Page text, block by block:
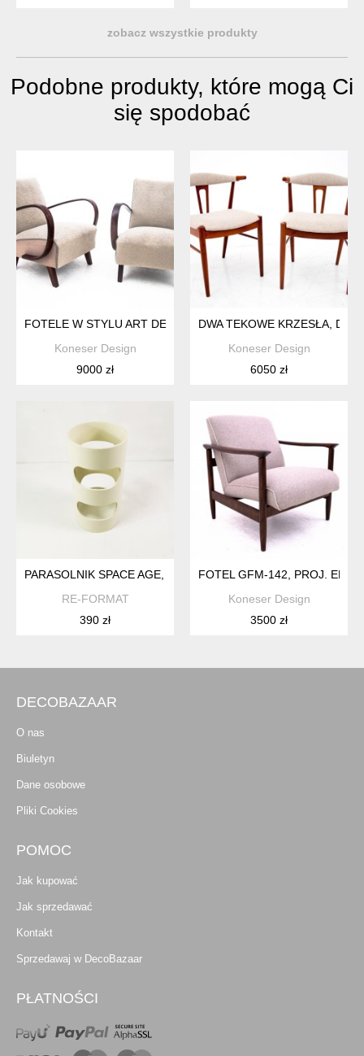
zobacz wszystkie produkty
Podobne produkty, które mogą Ci
się spodobać
FOTELE W STYLU ART DECO PROJ. J. HALABALA,
Koneser Design
9000 zł
DWA TEKOWE KRZESŁA,
Koneser Design
6050 zł
PARASOLNIK SPACE AGE, NIEMCY, LATA 60.
RE-FORMAT
390 zł
FOTEL GFM-142, PROJ.
Koneser Design
3500 zł
DECOBAZAAR
O nas
Biuletyn
Dane osobowe
Pliki Cookies
POMOC
Jak kupować
Jak sprzedawać
Kontakt
Sprzedawaj w DecoBazaar
PŁATNOŚCI